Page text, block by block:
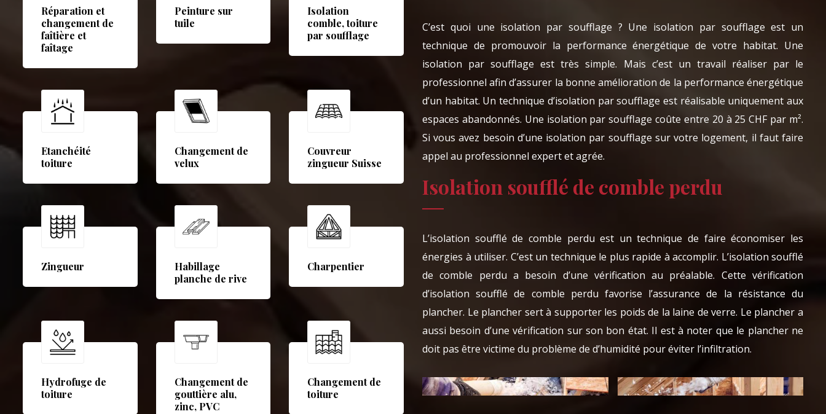
Réparation et
changement de
faîtière et
faîtage
Peinture sur
tuile
Isolation
comble, toiture
par soufflage
Etanchéité
toiture
Changement de
velux
Couvreur
zingueur Suisse
Zingueur
Habillage
planche de rive
Charpentier
Hydrofuge de
toiture
Changement de
gouttière alu,
zinc, PVC
Changement de
toiture
C’est quoi une isolation par soufflage ? Une isolation par soufflage est un
technique de promouvoir la performance énergétique de votre habitat. Une
isolation par soufflage est très simple. Mais c’est un travail réaliser par le
professionnel afin d’assurer la bonne amélioration de la performance énergétique
d’un habitat. Un technique d’isolation par soufflage est réalisable uniquement aux
espaces abandonnés. Une isolation par soufflage coûte entre 20 à 25 CHF par m².
Si vous avez besoin d’une isolation par soufflage sur votre logement, il faut faire
appel au professionnel expert et agrée.
Isolation soufflé de comble perdu
L’isolation soufflé de comble perdu est un technique de faire économiser les
énergies à utiliser. C’est un technique le plus rapide à accomplir. L’isolation soufflé
de comble perdu a besoin d’une vérification au préalable. Cette vérification
d’isolation soufflé de comble perdu favorise l’assurance de la résistance du
plancher. Le plancher sert à supporter les poids de la laine de verre. Le plancher a
aussi besoin d’une vérification sur son bon état. Il est à noter que le plancher ne
doit pas être victime du problème de d’humidité pour éviter l’infiltration.